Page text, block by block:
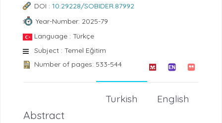
DOI : 10.29228/SOBIDER.87992
Year-Number: 2025-79
Language : Türkçe
Subject : Temel Eğitim
Number of pages: 533-544
English
Turkish
Abstract